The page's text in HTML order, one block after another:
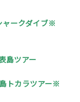
ークダイブ※
島ツアー
トカラツアー※